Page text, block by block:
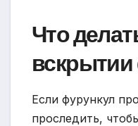
Что
Если фурункул
проследить,